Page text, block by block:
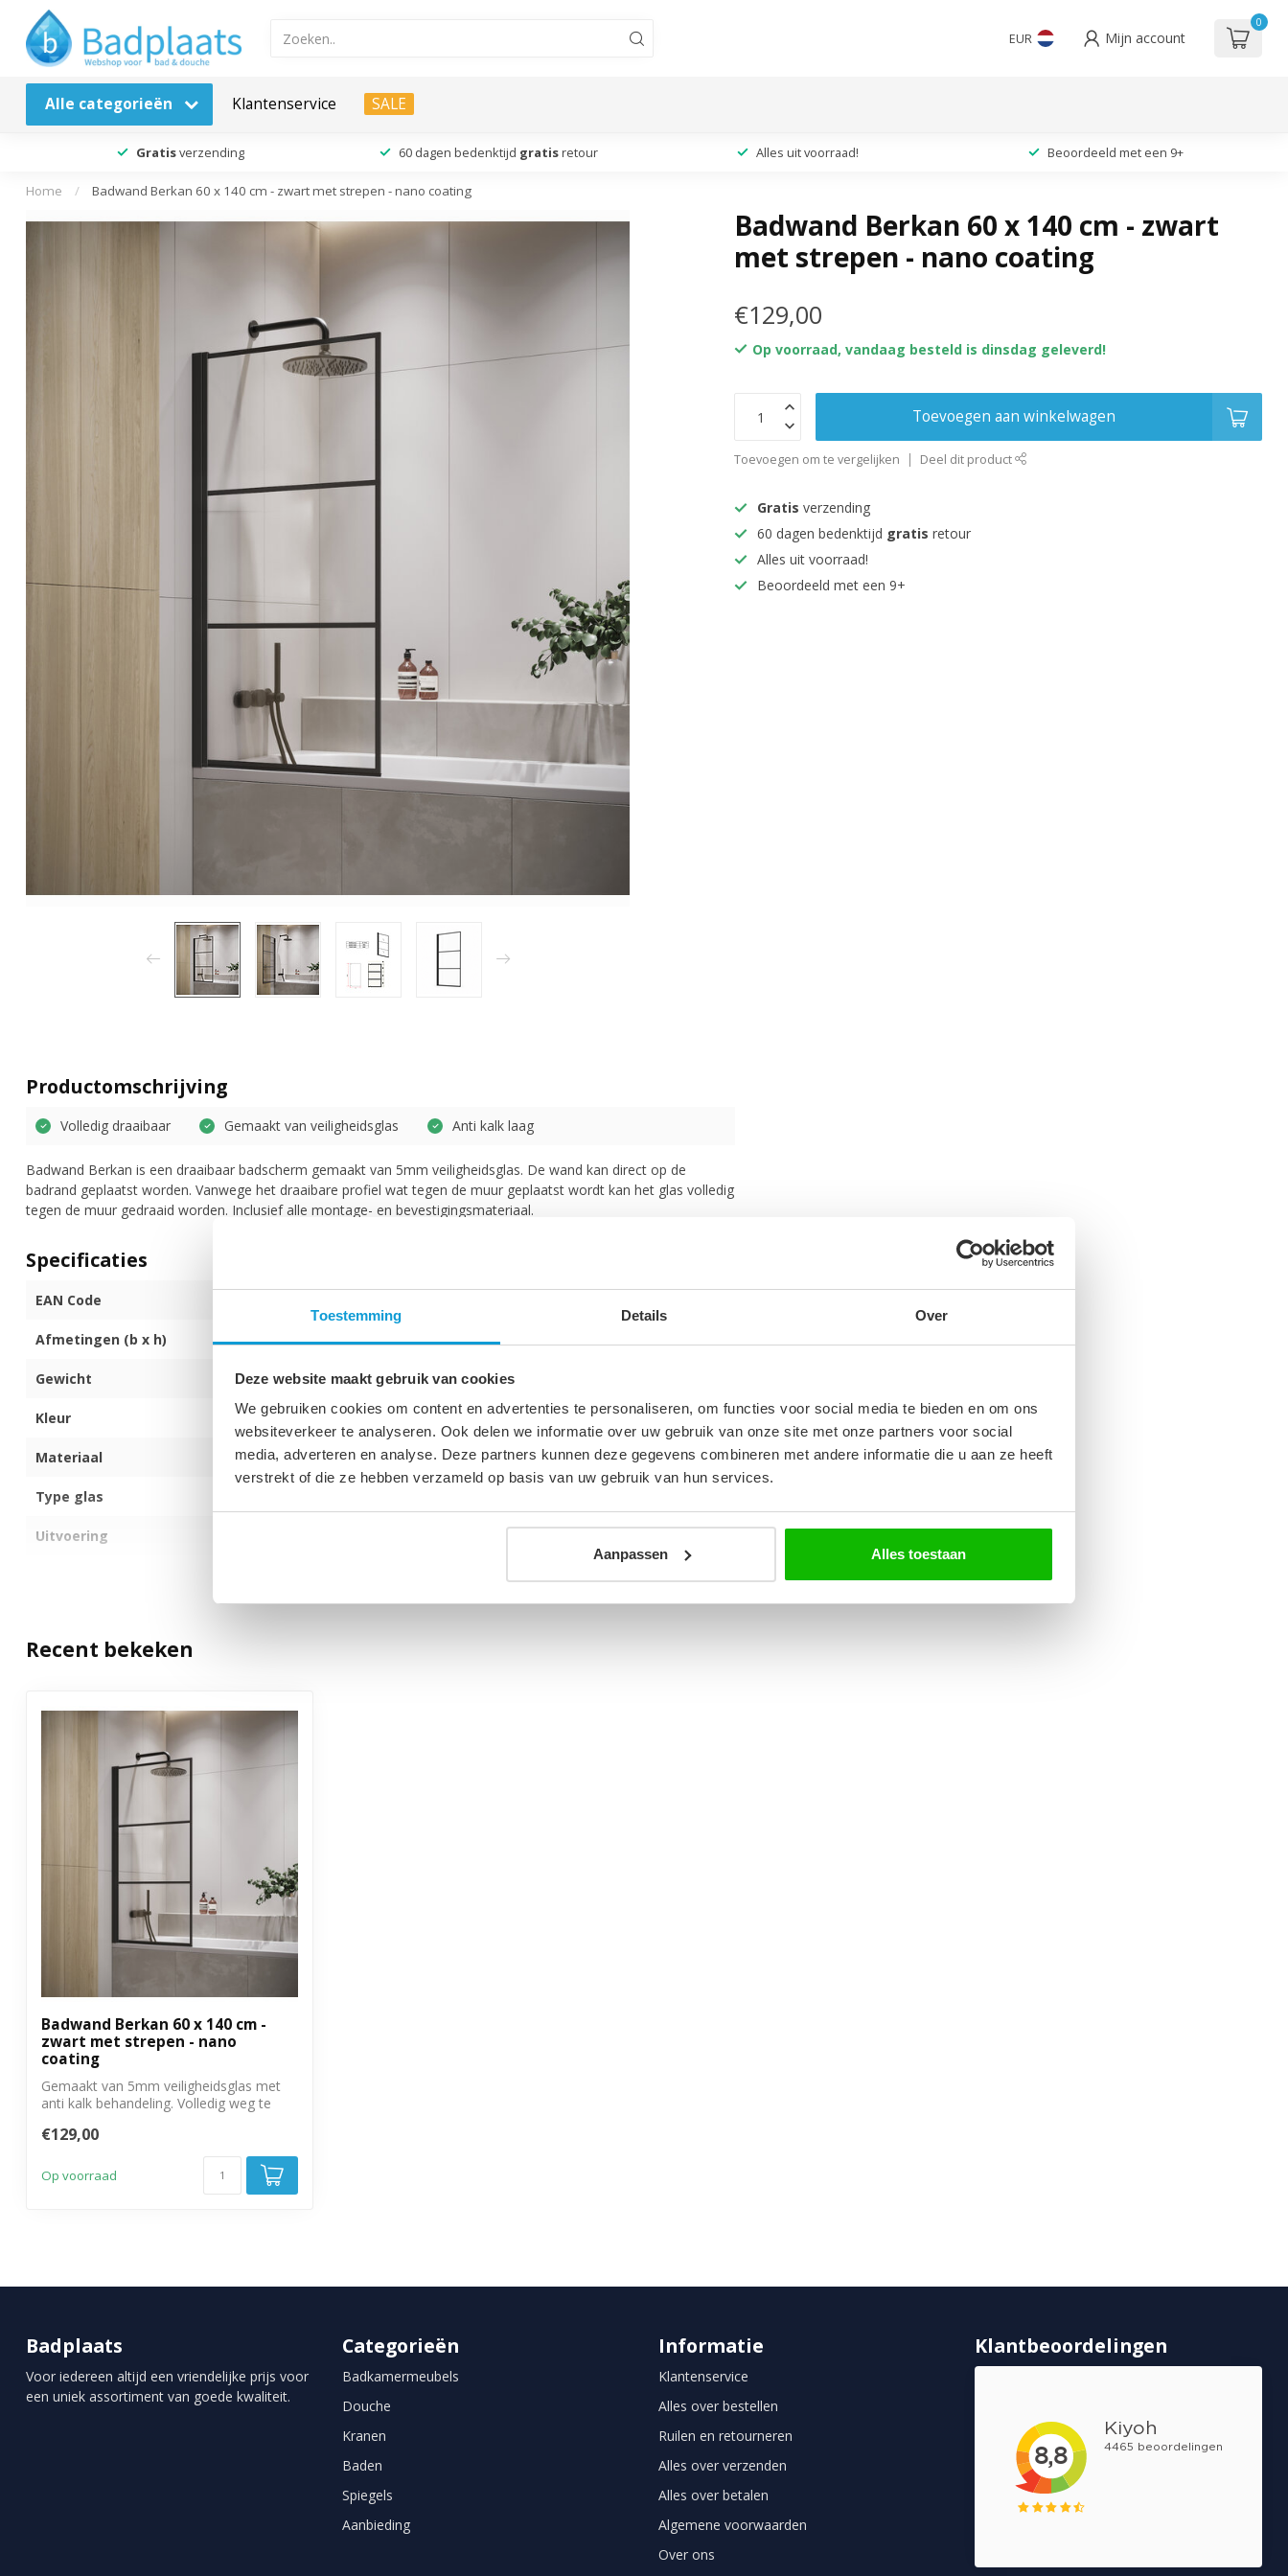
Toestemming Details Over
Deze website maakt gebruik van cookies
We gebruiken cookies om content en advertenties te personaliseren, om functies voor social media te bieden en om ons
websiteverkeer te analyseren. Ook delen we informatie over uw gebruik van onze site met onze partners voor social
media, adverteren en analyse. Deze partners kunnen deze gegevens combineren met andere informatie die u aan ze heeft
verstrekt of die ze hebben verzameld op basis van uw gebruik van hun services.
Aanpassen Alles toestaan
EUR Mijn account
0
Alle categorieën Klantenservice SALE
Gratisverzending 60 dagen bedenktijd gratis retour Alles uit voorraad! Beoordeeld met een 9+
Home / Badwand Berkan 60 x 140 cm - zwart met strepen - nano coating
Badwand Berkan 60 x 140 cm - zwart
met strepen - nano coating
€129,00
Op voorraad, vandaag besteld is dinsdag geleverd!
Toevoegen aan winkelwagen
Toevoegen om te vergelijken Deel dit product
Gratis verzending
60 dagen bedenktijd gratis retour
Alles uit voorraad!
Beoordeeld met een 9+
Productomschrijving
Volledig draaibaar Gemaakt van veiligheidsglas Anti kalk laag
Badwand Berkan is een draaibaar badscherm gemaakt van 5mm veiligheidsglas. De wand kan direct op de
badrand geplaatst worden. Vanwege het draaibare profiel wat tegen de muur geplaatst wordt kan het glas volledig
tegen de muur gedraaid worden. Inclusief alle montage- en bevestigingsmateriaal.
Specificaties
EAN Code
Afmetingen (b x h) 60 x 140 cm
Gewicht 19 kg
Kleur Zwart
Materiaal Aluminium
Type glas
Uitvoering
Montagezijde
Met anti kalk behandeling
Met montagemateriaal
Recent bekeken
Badwand Berkan 60 x 140 cm -
zwart met strepen - nano
coating
Gemaakt van 5mm veiligheidsglas met
anti kalk behandeling. Volledig weg te
€129,00
Op voorraad
Badplaats
Voor iedereen altijd een vriendelijke prijs voor
een uniek assortiment van goede kwaliteit.
Categorieën
Badkamermeubels
Douche
Kranen
Baden
Spiegels
Aanbieding
Informatie
Klantenservice
Alles over bestellen
Ruilen en retourneren
Alles over verzenden
Alles over betalen
Algemene voorwaarden
Over ons
Klantbeoordelingen